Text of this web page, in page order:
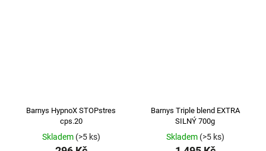
Barnys HypnoX STOPstres
cps.20
Skladem (>5 ks)
Barnys Triple blend EXTRA
SILNÝ 700g
Skladem (>5 ks)